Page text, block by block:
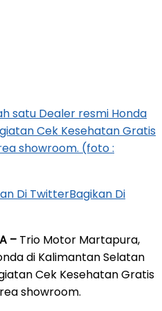
satu Dealer resmi Honda
Cek Kesehatan Gratis
showroom. (foto :
Di TwitterBagikan Di
– Trio Motor Martapura,
di Kalimantan Selatan
Cek Kesehatan Gratis
showroom.